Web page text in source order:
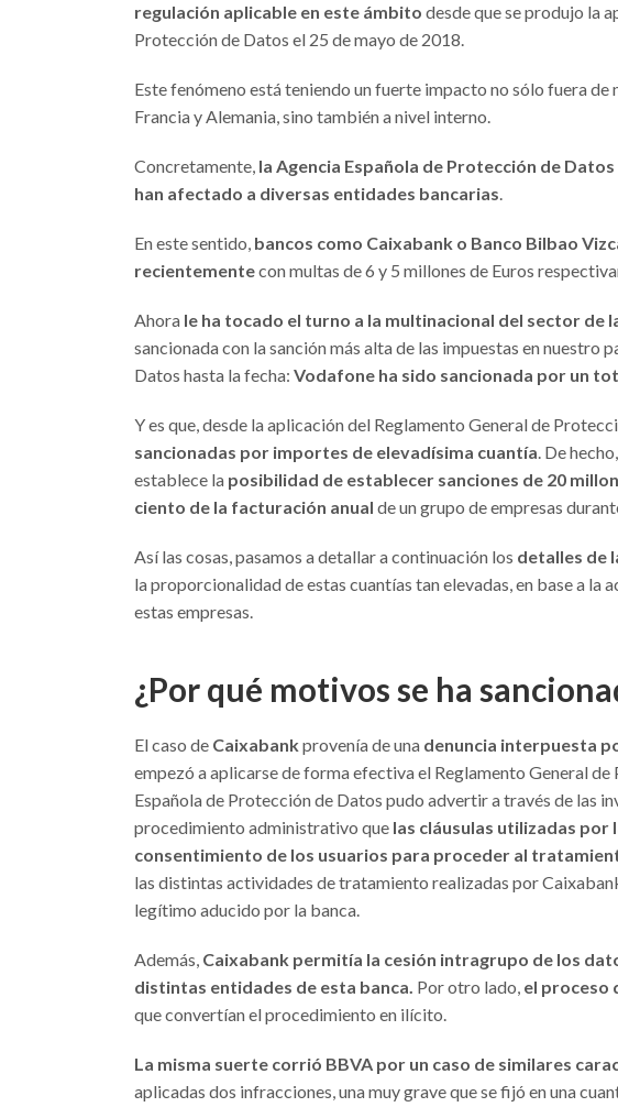
regulación aplicable en este ámbito desde que se produjo la
Protección de Datos el 25 de mayo de 2018.
Este fenómeno está teniendo un fuerte impacto no sólo fuera
Francia y Alemania, sino también a nivel interno.
Concretamente, la Agencia Española de Protección de
han afectado a diversas entidades bancarias.
En este sentido, bancos como Caixabank o Banco Bilbao
recientementecon multas de 6 y 5 millones de Euros
Ahora le ha tocado el turno a la multinacional del sector de
sancionada con la sanción más alta de las impuestas en nuestro
Datos hasta la fecha: Vodafone ha sido sancionada por un
Y es que, desde la aplicación del Reglamento General de
sancionadas por importes de elevadísima cuantía. De
establece la posibilidad de establecer sanciones de 20
ciento de la facturación anual de un grupo de empresas
Así las cosas, pasamos a detallar a continuación los detalles de
la proporcionalidad de estas cuantías tan elevadas, en base a
estas empresas.
¿Por qué motivos se ha
El caso de Caixabank provenía de una denuncia interpuesta
empezó a aplicarse de forma efectiva el Reglamento General
Española de Protección de Datos pudo advertir a través de las
procedimiento administrativo que las cláusulas utilizadas
consentimiento de los usuarios para proceder al
las distintas actividades de tratamiento realizadas por
legítimo aducido por la banca.
Además, Caixabank permitía la cesión intragrupo de los
distintas entidades de esta banca. Por otro lado, el proceso
que convertían el procedimiento en ilícito.
La misma suerte corrió BBVA por un caso de similares
aplicadas dos infracciones, una muy grave que se fijó en una